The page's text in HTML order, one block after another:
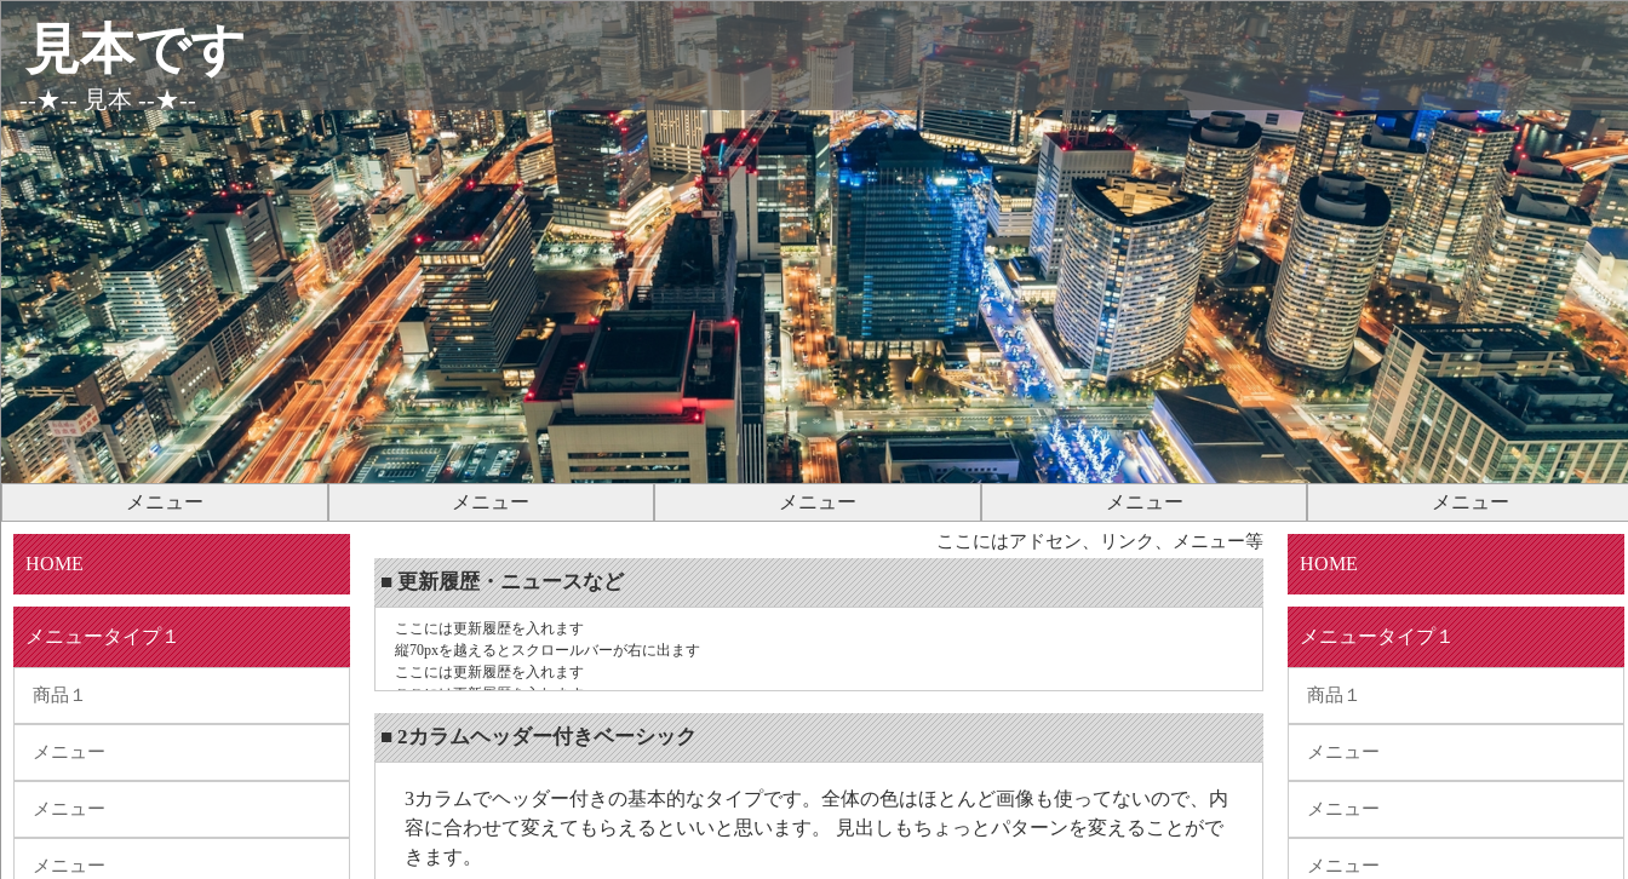
見本です
--★-- 見本 --★--
メニュー メニュー メニュー メニュー メニュー
ここにはアドセン、リンク、メニュー等
■ 更新履歴・ニュースなど
ここには更新履歴を入れます
縦70pxを越えるとスクロールバーが右に出ます
ここには更新履歴を入れます
ここには更新履歴を入れます
ここには更新履歴を入れます
ここには更新履歴を入れます
■ 2カラムヘッダー付きベーシック
3カラムでヘッダー付きの基本的なタイプです。全体の色はほとんど画像も使ってないので、内
容に合わせて変えてもらえるといいと思います。 見出しもちょっとパターンを変えることがで
きます。
HOME
メニュータイプ１
商品１
メニュー
メニュー
メニュー
HOME
メニュータイプ１
商品１
メニュー
メニュー
メニュー